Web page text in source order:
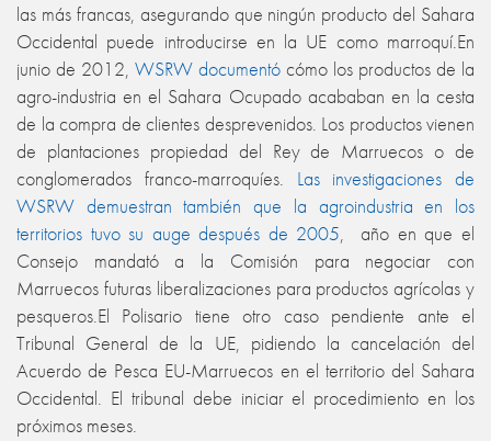
las más francas, asegurando que ningún producto del Sahara
Occidental puede introducirse en la UE como marroquí.En
junio de 2012, WSRW documentó cómo los productos de la
agro-industria en el Sahara Ocupado acababan en la cesta
de la compra de clientes desprevenidos. Los productos vienen
de plantaciones propiedad del Rey de Marruecos o de
conglomerados franco-marroquíes. Las investigaciones de
WSRW demuestran también que la agroindustria en los
territorios tuvo su auge después de 2005, año en que el
Consejo mandató a la Comisión para negociar con
Marruecos futuras liberalizaciones para productos agrícolas y
pesqueros.El Polisario tiene otro caso pendiente ante el
Tribunal General de la UE, pidiendo la cancelación del
Acuerdo de Pesca EU-Marruecos en el territorio del Sahara
Occidental. El tribunal debe iniciar el procedimiento en los
próximos meses.